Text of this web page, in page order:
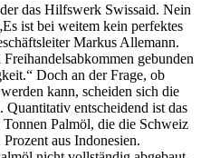
das Hilfswerk Swissaid. Nein
ist bei weitem kein perfektes
Markus Allemann.
gebunden
Doch an der Frage, ob
kann, scheiden sich die
entscheidend ist das
Palmöl, die die Schweiz
aus Indonesien.